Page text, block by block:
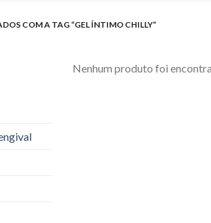
COM A TAG “GEL ÍNTIMO CHILLY”
Nenhum produto foi